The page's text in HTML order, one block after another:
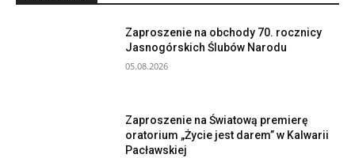
Zaproszenie na obchody 70. rocznicy
Jasnogórskich Ślubów Narodu
05.08.2026
Zaproszenie na Światową premierę
oratorium „Życie jest darem” w Kalwarii
Pacławskiej